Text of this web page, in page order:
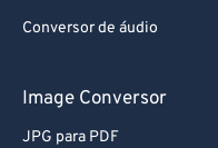
Conversor de áudio
Image Conversor
JPG para PDF